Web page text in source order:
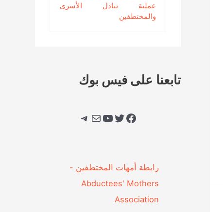
عملية تبادل الأسرى
والمختطفين
تابعنا على فيس بوك
فيسبوك تويتر يوتيوببريد تيليجرام
‎رابطة أمهات المختطفين -
Abductees' Mothers
Association‎